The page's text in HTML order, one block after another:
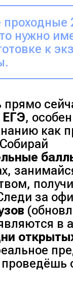
проходные
нужно
к
прямо
ЕГЭ,
как
за
в